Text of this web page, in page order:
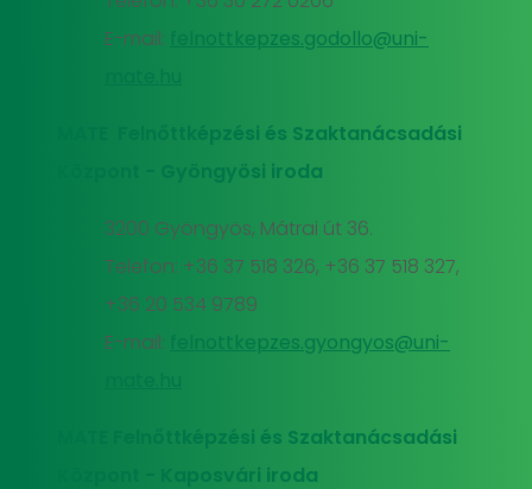
E-mail:
felnottkepzes.godollo@uni-
MATE Felnőttképzési és Szaktanácsadási
Központ - Gyöngyösi iroda
3200 Gyöngyös, Mátrai út 36.
Telefon: +36 37 518 326, +36 37 518 327,
+36 20 534 9789
E-mail:
felnottkepzes.gyongyos@uni-
MATE Felnőttképzési és Szaktanácsadási
Központ - Kaposvári iroda